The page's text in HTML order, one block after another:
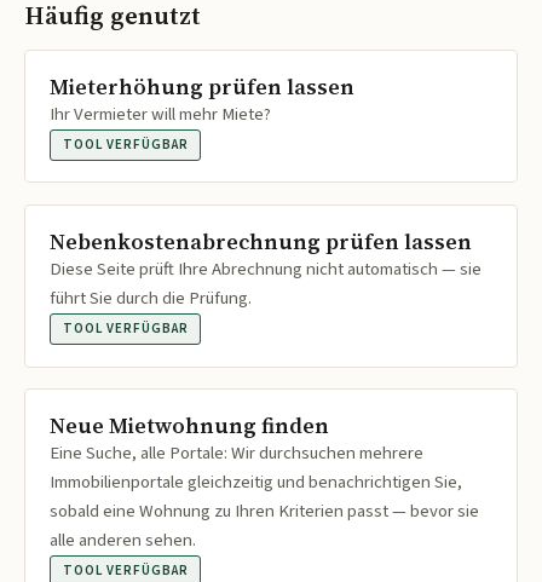
Häufig genutzt
Mieterhöhung prüfen lassen
Ihr Vermieter will mehr Miete?
TOOL VERFÜGBAR
Nebenkostenabrechnung prüfen lassen
Diese Seite prüft Ihre Abrechnung nicht automatisch — sie
führt Sie durch die Prüfung.
TOOL VERFÜGBAR
Neue Mietwohnung finden
Eine Suche, alle Portale: Wir durchsuchen mehrere
Immobilienportale gleichzeitig und benachrichtigen Sie,
sobald eine Wohnung zu Ihren Kriterien passt — bevor sie
alle anderen sehen.
TOOL VERFÜGBAR